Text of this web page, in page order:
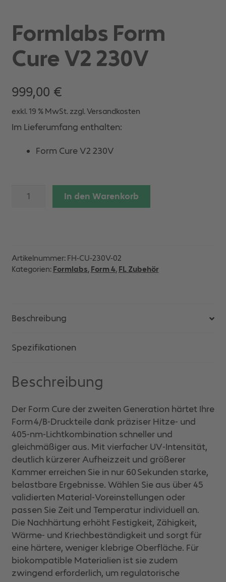
Formlabs Form
Cure V2 230V
999,00 €
exkl. 19 % MwSt. zzgl.Versandkosten
Im Lieferumfang enthalten:
Form Cure V2 230V
Formlabs
Menge
In den Warenkorb
Artikelnummer: FH-CU-230V-02
Kategorien: Formlabs, Form 4, FL Zubehör
Beschreibung
Spezifikationen
Beschreibung
Der Form Cure der zweiten Generation härtet Ihre
Form 4/B‑Druckteile dank präziser Hitze‑ und
405‑nm‑Lichtkombination schneller und
gleichmäßiger aus. Mit vierfacher UV‑Intensität,
deutlich kürzerer Aufheizzeit und größerer
Kammer erreichen Sie in nur 60 Sekunden starke,
belastbare Ergebnisse. Wählen Sie aus über 45
validierten Material‑Voreinstellungen oder
passen Sie Zeit und Temperatur individuell an.
Die Nachhärtung erhöht Festigkeit, Zähigkeit,
Wärme‑ und Kriechbeständigkeit und sorgt für
eine härtere, weniger klebrige Oberfläche. Für
biokompatible Materialien ist sie zudem
zwingend erforderlich, um regulatorische